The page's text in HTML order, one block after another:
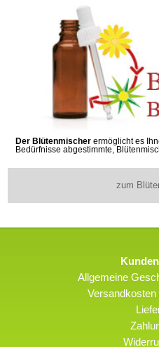
Der Blütenmischer ermöglicht es
Bedürfnisse abgestimmte,
zum
Allgemeine
Versandkosten